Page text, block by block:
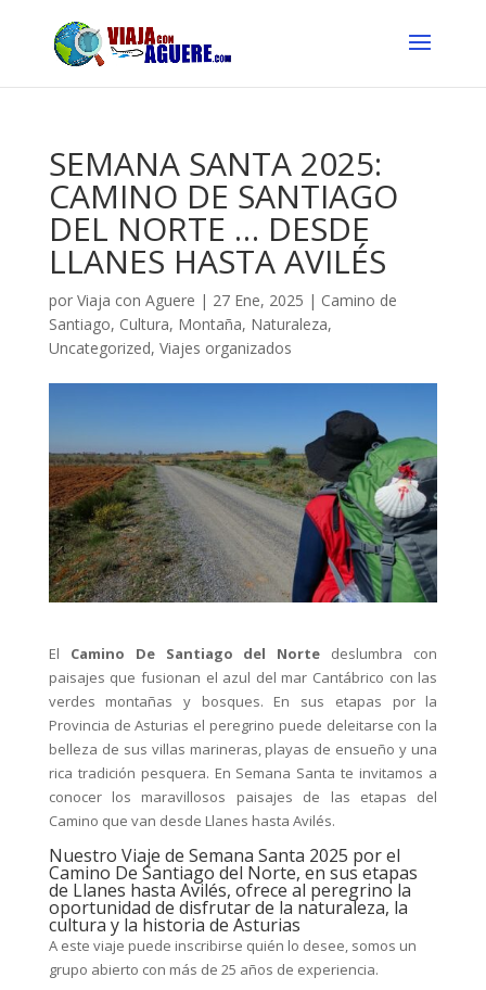
SEMANA SANTA 2025:
CAMINO DE SANTIAGO
DEL NORTE … DESDE
LLANES HASTA AVILÉS
por Viaja con Aguere | 27 Ene, 2025 | Camino de
Santiago, Cultura, Montaña, Naturaleza,
Uncategorized, Viajes organizados
El Camino De Santiago del Norte deslumbra con
paisajes que fusionan el azul del mar Cantábrico con las
verdes montañas y bosques. En sus etapas por la
Provincia de Asturias el peregrino puede deleitarse con la
belleza de sus villas marineras, playas de ensueño y una
rica tradición pesquera. En Semana Santa te invitamos a
conocer los maravillosos paisajes de las etapas del
Camino que van desde Llanes hasta Avilés.
Nuestro Viaje de Semana Santa 2025 por el
Camino De Santiago del Norte, en sus etapas
de Llanes hasta Avilés, ofrece al peregrino la
oportunidad de disfrutar de la naturaleza, la
cultura y la historia de Asturias
A este viaje puede inscribirse quién lo desee, somos un
grupo abierto con más de 25 años de experiencia.